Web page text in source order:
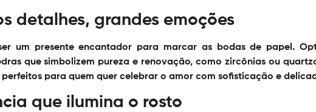
detalhes, grandes emoções
um presente encantador para marcar as bodas de papel.
que simbolizem pureza e renovação, como zircônias ou
para quem quer celebrar o amor com sofisticação e
que ilumina o rosto